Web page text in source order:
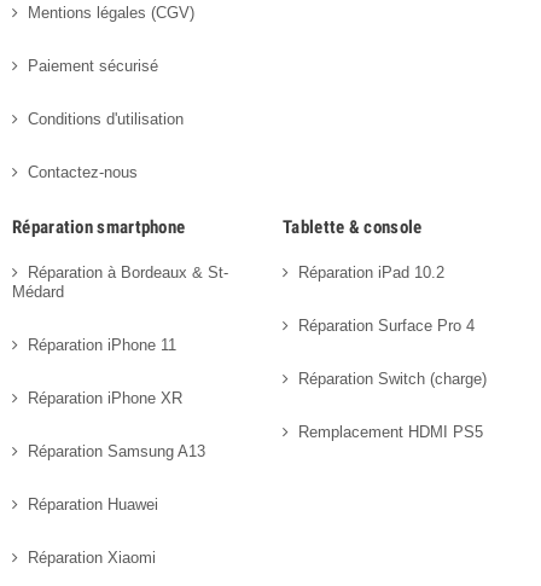
Mentions légales (CGV)
Paiement sécurisé
Conditions d'utilisation
Contactez-nous
Réparation smartphone
Réparation à Bordeaux & St-
Médard
Réparation iPhone 11
Réparation iPhone XR
Réparation Samsung A13
Réparation Huawei
Réparation Xiaomi
Tablette & console
Réparation iPad 10.2
Réparation Surface Pro 4
Réparation Switch (charge)
Remplacement HDMI PS5